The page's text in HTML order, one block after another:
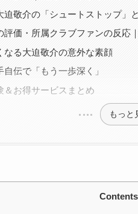
迫敬介の「シュートストップ」
評価・所属クラブファンの反応
なる大迫敬介の意外な素顔
伝で「もう一歩深く」
＆お得サービスまとめ
もっと
Contents